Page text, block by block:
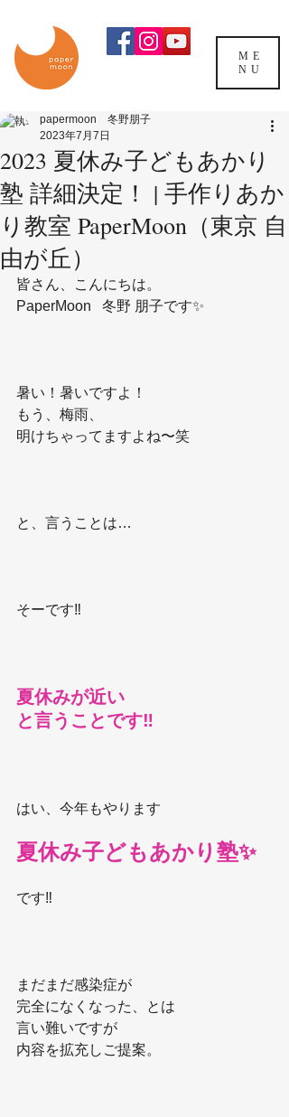
ME
NU
2023 夏休み子どもあかり
塾 詳細決定！ | 手作りあか
り教室 PaperMoon（東京 自
由が丘）
papermoon 冬野朋子
2023年7月7日
皆さん、こんにちは。
PaperMoon   冬野 朋子です✨
暑い！暑いですよ！
もう、梅雨、
明けちゃってますよね〜笑
と、言うことは…
そーです‼️
夏休みが近い
と言うことです‼️
はい、今年もやります
夏休み子どもあかり塾✨
です‼️
まだまだ感染症が
完全になくなった、とは
言い難いですが
内容を拡充しご提案。